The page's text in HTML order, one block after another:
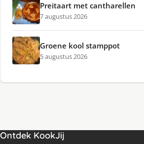
Preitaart met cantharellen
7 augustus 2026
Groene kool stamppot
5 augustus 2026
Ontdek KookJij